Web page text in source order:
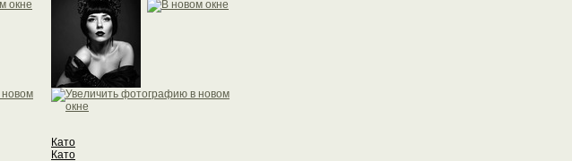
Като
Като